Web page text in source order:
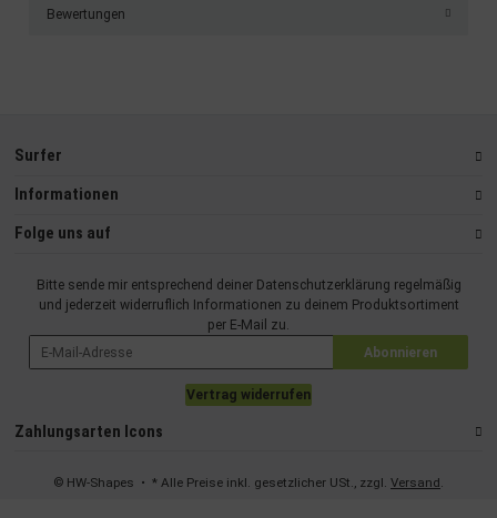
Bewertungen
Surfer
Informationen
Folge uns auf
Bitte sende mir entsprechend deiner Datenschutzerklärung regelmäßig
und jederzeit widerruflich Informationen zu deinem Produktsortiment
per E-Mail zu.
Abonnieren
Vertrag widerrufen
Zahlungsarten Icons
© HW-Shapes • * Alle Preise inkl. gesetzlicher USt., zzgl. Versand.